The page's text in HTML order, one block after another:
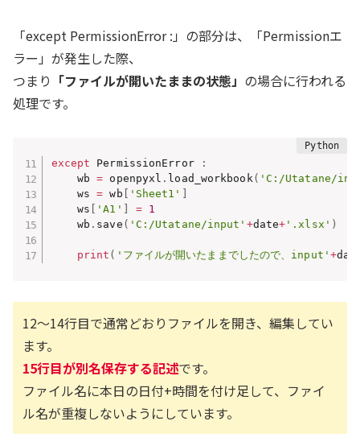
「except PermissionError :」の部分は、「Permissionエ
ラー」が発生した際、
つまり 「ファイルが開いたままの状態」 の場合に行われる
処理です。
except PermissionError
:
    wb
= openpyxl . load_workbook( 'C:/Utatane/
    ws
= wb 'Sheet1'
    ws
'A1' =
1
    wb
. save ( 'C:/Utatane/input' +date+ '.xlsx' )
print ( 'ファイルが開いたままでしたので、input' +
12～14行目で通常どおりファイルを開き、編集してい
ます。
15行目が別名保存する記述です。
ファイル名に本日の日付+時間を付け足して、ファイ
ル名が重複しないようにしています。